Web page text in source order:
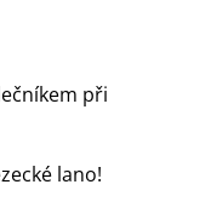
při
lano!